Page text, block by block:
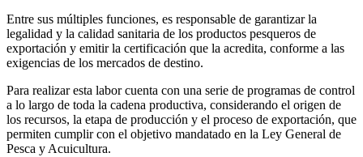
Entre sus múltiples funciones, es responsable de garantizar la
legalidad y la calidad sanitaria de los productos pesqueros de
exportación y emitir la certificación que la acredita, conforme a las
exigencias de los mercados de destino.
Para realizar esta labor cuenta con una serie de programas de control
a lo largo de toda la cadena productiva, considerando el origen de
los recursos, la etapa de producción y el proceso de exportación, que
permiten cumplir con el objetivo mandatado en la Ley General de
Pesca y Acuicultura.